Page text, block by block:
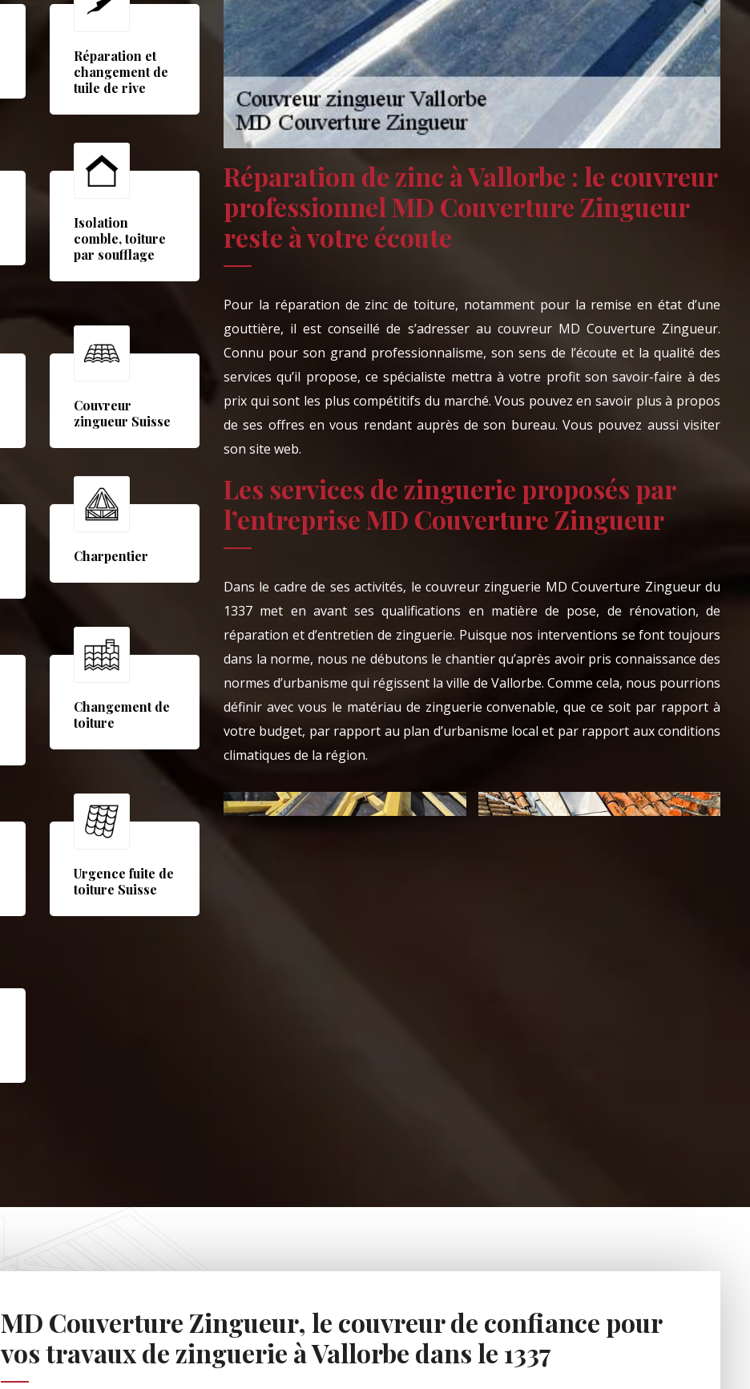
Réparation et
changement de
tuile de rive
Isolation
comble, toiture
par soufflage
Couvreur
zingueur Suisse
Charpentier
Changement de
toiture
Urgence fuite de
toiture Suisse
Réparation de zinc à Vallorbe : le couvreur
professionnel MD Couverture Zingueur
reste à votre écoute
Pour la réparation de zinc de toiture, notamment pour la remise en état d’une
gouttière, il est conseillé de s’adresser au couvreur MD Couverture Zingueur.
Connu pour son grand professionnalisme, son sens de l’écoute et la qualité des
services qu’il propose, ce spécialiste mettra à votre profit son savoir-faire à des
prix qui sont les plus compétitifs du marché. Vous pouvez en savoir plus à propos
de ses offres en vous rendant auprès de son bureau. Vous pouvez aussi visiter
son site web.
Les services de zinguerie proposés par
l’entreprise MD Couverture Zingueur
Dans le cadre de ses activités, le couvreur zinguerie MD Couverture Zingueur du
1337 met en avant ses qualifications en matière de pose, de rénovation, de
réparation et d’entretien de zinguerie. Puisque nos interventions se font toujours
dans la norme, nous ne débutons le chantier qu’après avoir pris connaissance des
normes d’urbanisme qui régissent la ville de Vallorbe. Comme cela, nous pourrions
définir avec vous le matériau de zinguerie convenable, que ce soit par rapport à
votre budget, par rapport au plan d’urbanisme local et par rapport aux conditions
climatiques de la région.
MD Couverture Zingueur, le couvreur de confiance pour
vos travaux de zinguerie à Vallorbe dans le 1337